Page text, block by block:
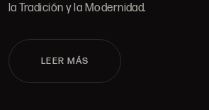
la Tradición y la Modernidad.
LEER MÁS